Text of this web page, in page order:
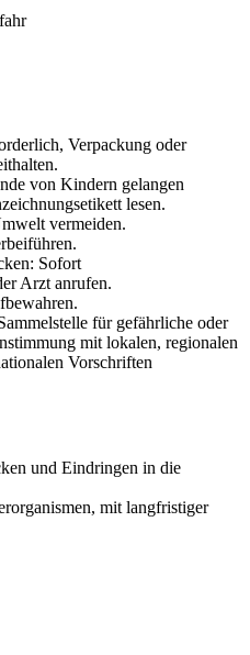
Verpackung oder
von Kindern gelangen
lesen.
vermeiden.
Sofort
Arzt anrufen.
für gefährliche oder
mit lokalen, regionalen
Vorschriften
und Eindringen in die
mit langfristiger